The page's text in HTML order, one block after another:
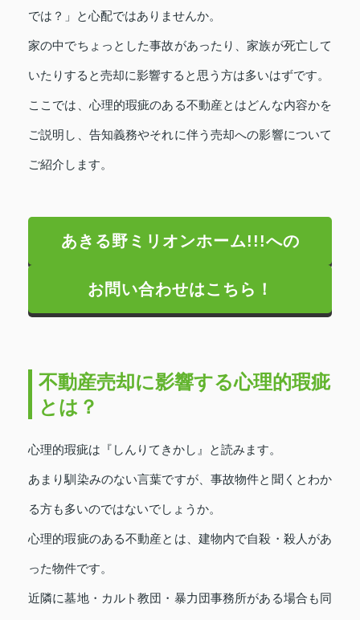
では？」と心配ではありませんか。
家の中でちょっとした事故があったり、家族が死亡して
いたりすると売却に影響すると思う方は多いはずです。
ここでは、心理的瑕疵のある不動産とはどんな内容かを
ご説明し、告知義務やそれに伴う売却への影響について
ご紹介します。
あきる野ミリオンホーム!!!への
お問い合わせはこちら！
不動産売却に影響する心理的瑕疵
とは？
心理的瑕疵は『しんりてきかし』と読みます。
あまり馴染みのない言葉ですが、事故物件と聞くとわか
る方も多いのではないでしょうか。
心理的瑕疵のある不動産とは、建物内で自殺・殺人があ
った物件です。
近隣に墓地・カルト教団・暴力団事務所がある場合も同